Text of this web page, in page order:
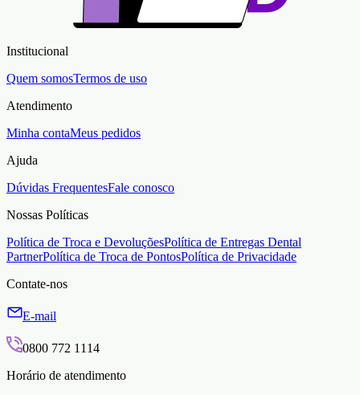
Institucional
Quem somosTermos de uso
Atendimento
Minha contaMeus pedidos
Ajuda
Dúvidas FrequentesFale conosco
Nossas Políticas
Política de Troca e DevoluçõesPolítica de Entregas Dental
PartnerPolítica de Troca de PontosPolítica de Privacidade
Contate-nos
E-mail
0800 772 1114
Horário de atendimento